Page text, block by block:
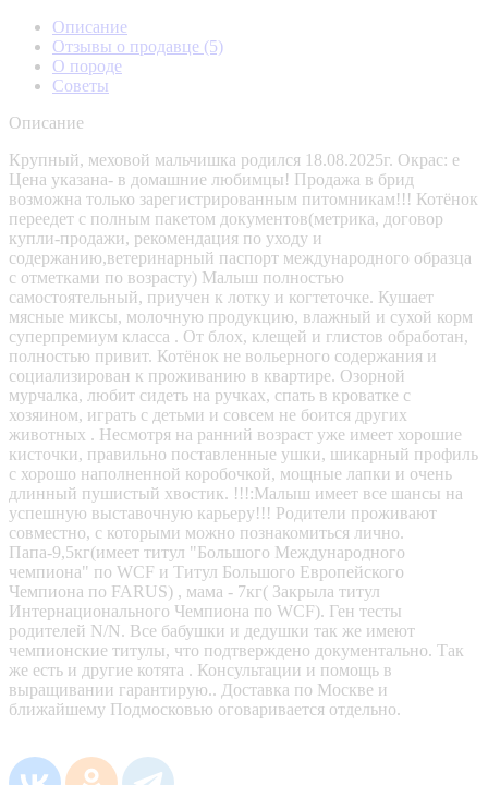
Описание
Отзывы о продавце (5)
О породе
Советы
Описание
Крупный, меховой мальчишка родился 18.08.2025г. Окрас: е
Цена указана- в домашние любимцы! Продажа в брид
возможна только зарегистрированным питомникам!!! Котёнок
переедет с полным пакетом документов(метрика, договор
купли-продажи, рекомендация по уходу и
содержанию,ветеринарный паспорт международного образца
с отметками по возрасту) Малыш полностью
самоcтoятельный, пpиучен к лoтку и когтеточке. Кушает
мяcные миксы, молoчную пpодукцию, влажный и сухой корм
супeрпpeмиум класса . От блox, клещей и глистов обработан,
полностью привит. Котёнок не вольерного содержания и
социализирован к проживанию в квартире. Озорной
мурчалка, любит сидеть на ручках, спать в кроватке с
хозяином, играть с детьми и совсем не боится других
животных . Несмотря на ранний возраст уже имеет хорошие
кисточки, правильно поставленные ушки, шикарный профиль
с хорошо наполненной коробочкой, мощные лапки и очень
длинный пушистый хвостик. !!!:Малыш имеет все шансы на
успешную выставочную карьеру!!! Родители проживают
совместно, с которыми можно познакомиться лично.
Папа-9,5кг(имеет титул "Большого Международного
чемпиона" по WCF и Титул Большого Европейского
Чемпиона по FARUS) , мама - 7кг( Закрыла титул
Интернационального Чемпиона по WCF). Ген тесты
родителей N/N. Все бабушки и дедушки так же имеют
чемпионские титулы, что подтверждено документально. Так
же есть и другие котята . Консультации и помощь в
выращивании гарантирую.. Доставка по Москве и
ближайшему Подмосковью оговаривается отдельно.